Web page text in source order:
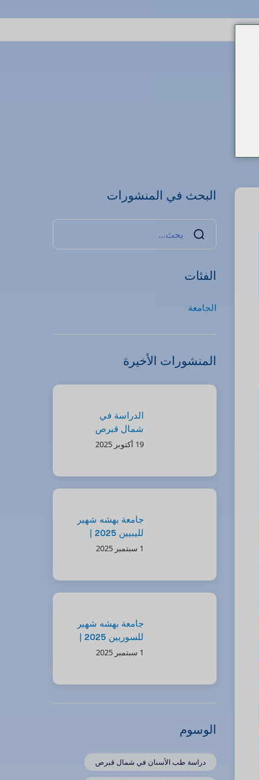
البحث في المنشورات
الفئات
الجامعة
المنشورات الأخيرة
الدراسة في
شمال قبرص
للمغاربة: فرص
19 أكتوبر 2025
جامعة بهشه شهير
لليبيين 2025 |
منح وفرص مميزة1 سبتمبر 2025
جامعة بهشه شهير
للسوريين 2025 |
فرص دراسية1 سبتمبر 2025
الوسوم
دراسة طب الأسنان في شمال قبرص